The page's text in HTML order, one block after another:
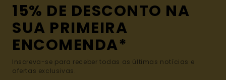
15% DE DESCONTO NA
SUA PRIMEIRA
ENCOMENDA*
Inscreva-se para receber todas as últimas notícias e
ofertas exclusivas.